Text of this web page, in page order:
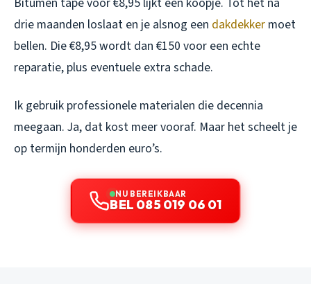
drie maanden loslaat en je alsnog een dakdekker moet
bellen. Die €8,95 wordt dan €150 voor een echte
reparatie, plus eventuele extra schade.
Ik gebruik professionele materialen die decennia
meegaan. Ja, dat kost meer vooraf. Maar het scheelt je
op termijn honderden euro’s.
NU BEREIKBAAR
BEL 085 019 06 01